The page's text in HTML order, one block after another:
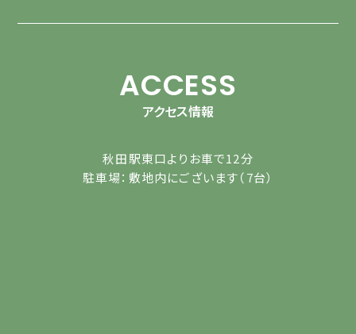
ACCESS
アクセス情報
秋田駅東口よりお車で12分
駐車場：敷地内にございます（7台）